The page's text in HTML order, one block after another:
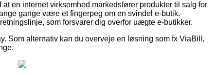
en internet virksomhed markedsfører produkter til salg for
gange være et fingerpeg om en svindel e-butik.
som forsvarer dig overfor uægte e-butikker.
Som alternativ kan du overveje en løsning som fx ViaBill,